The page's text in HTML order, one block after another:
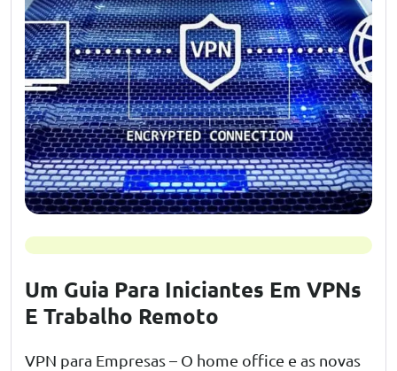
Um Guia Para Iniciantes Em VPNs
E Trabalho Remoto
VPN para Empresas – O home office e as novas